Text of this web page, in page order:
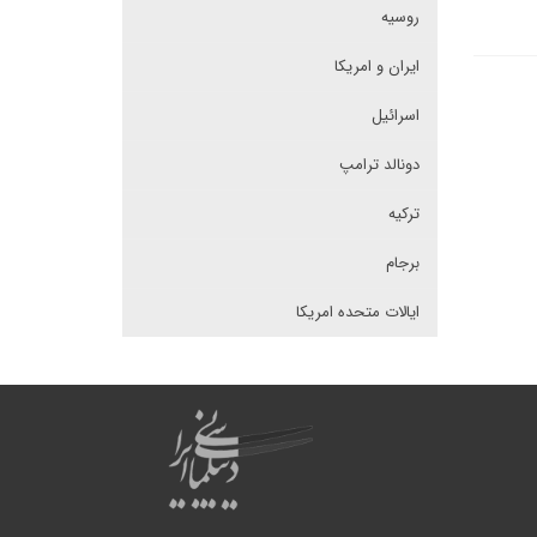
روسیه
ایران و امریکا
اسرائیل
دونالد ترامپ
ترکیه
برجام
ایالات متحده امریکا